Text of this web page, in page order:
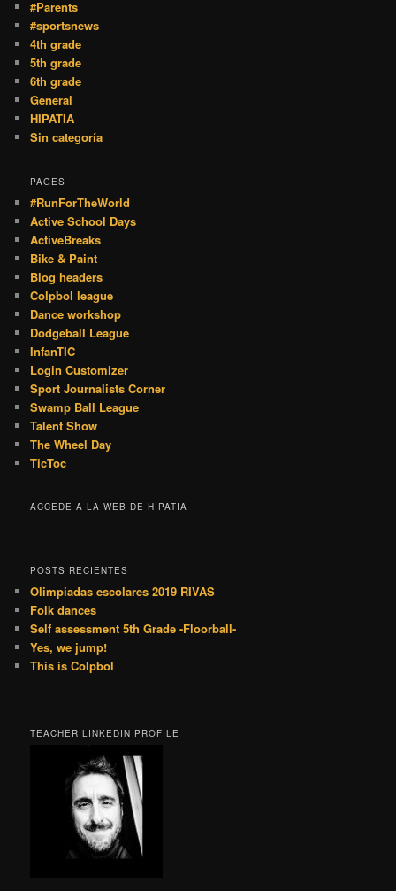
#Parents
#sportsnews
4th grade
5th grade
6th grade
General
HIPATIA
Sin categoría
PAGES
#RunForTheWorld
Active School Days
ActiveBreaks
Bike & Paint
Blog headers
Colpbol league
Dance workshop
Dodgeball League
InfanTIC
Login Customizer
Sport Journalists Corner
Swamp Ball League
Talent Show
The Wheel Day
TicToc
ACCEDE A LA WEB DE HIPATIA
POSTS RECIENTES
Olimpiadas escolares 2019 RIVAS
Folk dances
Self assessment 5th Grade -Floorball-
Yes, we jump!
This is Colpbol
TEACHER LINKEDIN PROFILE